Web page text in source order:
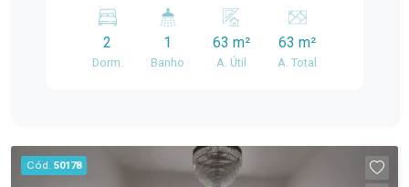
para dois ambientes; Cozinha funcional; Banheiro
social; Área de serviço; Ambientes iluminados e
bem ventilados. ? Localizado na Cohab Lindóia,
quem deseja conquistar o primeiro imóvel ou
investir com segurança. ? Entre em contato para
2
Dorm.
1
Banho
63 m²
A. Útil
63 m²
A. Total
Cód. 50178